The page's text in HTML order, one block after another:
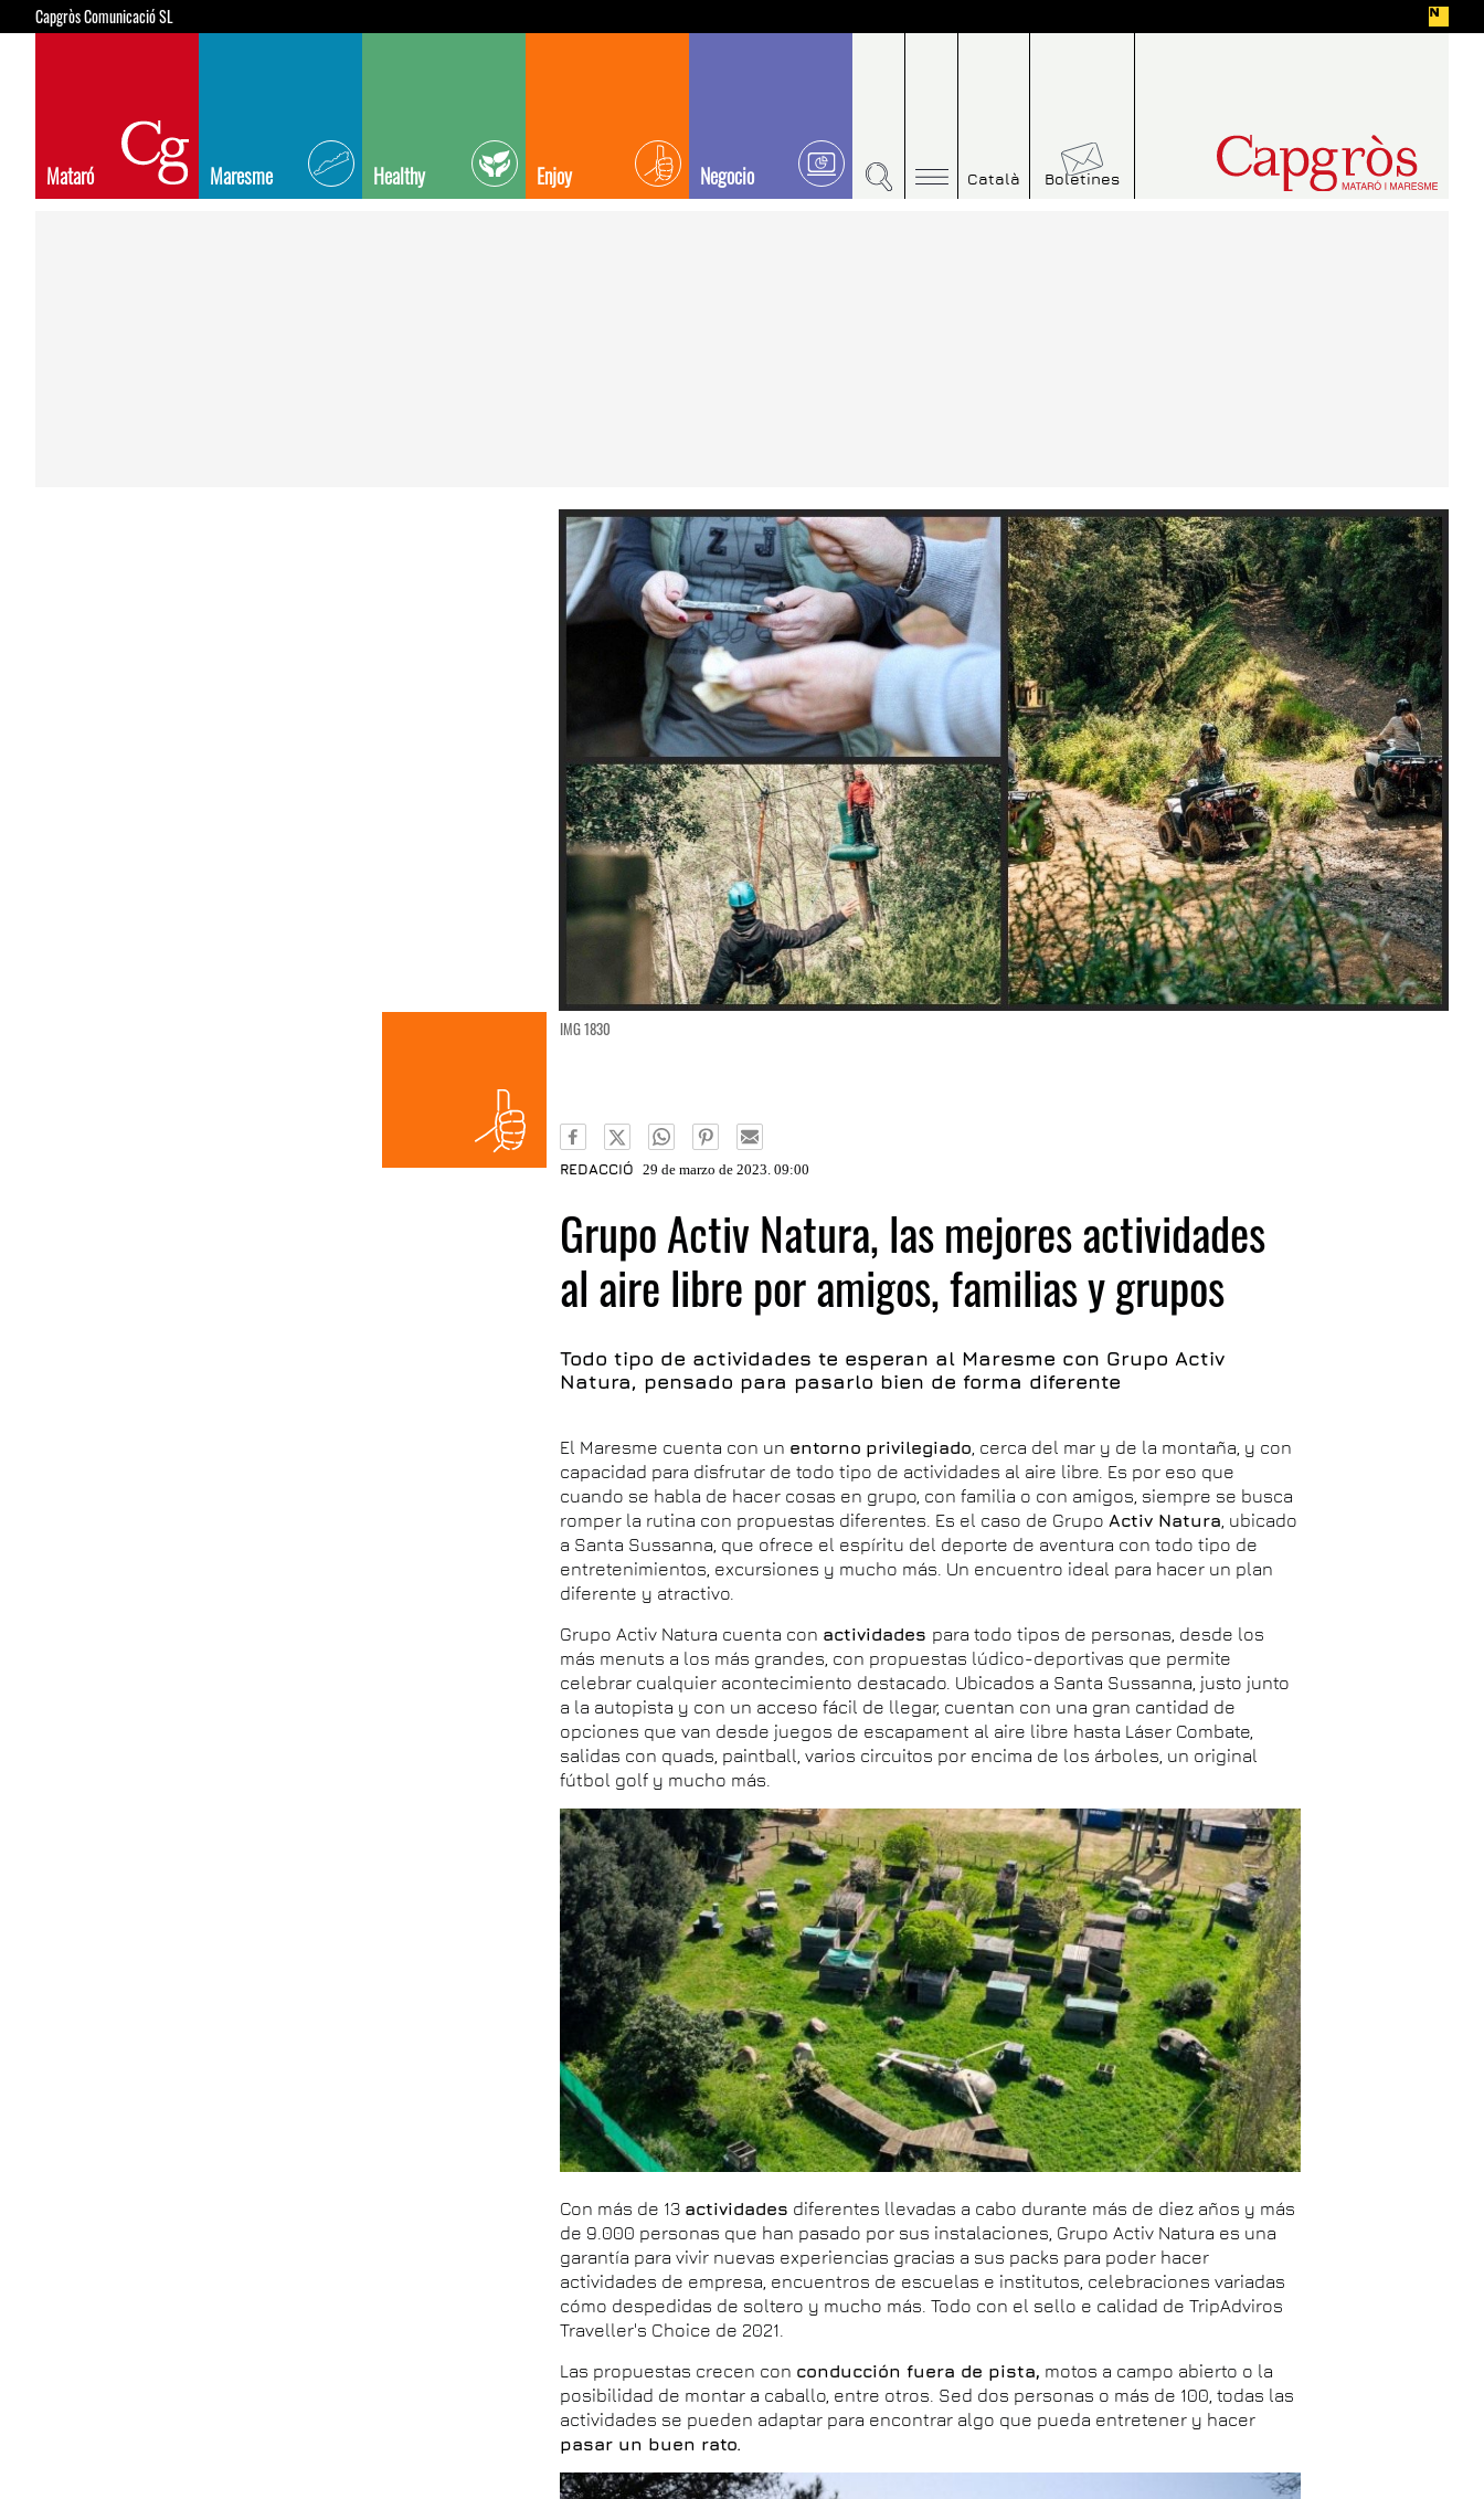
Capgròs Comunicació SL
Mataró Maresme Healthy Enjoy Negocio Català Boletines
IMG 1830
REDACCIÓ 29 de marzo de 2023. 09:00
Grupo Activ Natura, las mejores actividades
al aire libre por amigos, familias y grupos
Todo tipo de actividades te esperan al Maresme con Grupo Activ
Natura, pensado para pasarlo bien de forma diferente
El Maresme cuenta con un entorno privilegiado , cerca del mar y de la montaña, y con
capacidad para disfrutar de todo tipo de actividades al aire libre. Es por eso que
cuando se habla de hacer cosas en grupo, con familia o con amigos, siempre se busca
romper la rutina con propuestas diferentes. Es el caso de Grupo Activ Natura , ubicado
a Santa Sussanna, que ofrece el espíritu del deporte de aventura con todo tipo de
entretenimientos, excursiones y mucho más. Un encuentro ideal para hacer un plan
diferente y atractivo.
Grupo Activ Natura cuenta con actividades para todo tipos de personas, desde los
más menuts a los más grandes, con propuestas lúdico-deportivas que permite
celebrar cualquier acontecimiento destacado. Ubicados a Santa Sussanna, justo junto
a la autopista y con un acceso fácil de llegar, cuentan con una gran cantidad de
opciones que van desde juegos de escapament al aire libre hasta Láser Combate,
salidas con quads, paintball, varios circuitos por encima de los árboles, un original
fútbol golf y mucho más.
Con más de 13 actividades diferentes llevadas a cabo durante más de diez años y más
de 9.000 personas que han pasado por sus instalaciones, Grupo Activ Natura es una
garantía para vivir nuevas experiencias gracias a sus packs para poder hacer
actividades de empresa, encuentros de escuelas e institutos, celebraciones variadas
cómo despedidas de soltero y mucho más. Todo con el sello e calidad de TripAdviros
Traveller's Choice de 2021.
Las propuestas crecen con conducción fuera de pista, motos a campo abierto o la
posibilidad de montar a caballo, entre otros. Sed dos personas o más de 100, todas las
actividades se pueden adaptar para encontrar algo que pueda entretener y hacer
pasar un buen rato.